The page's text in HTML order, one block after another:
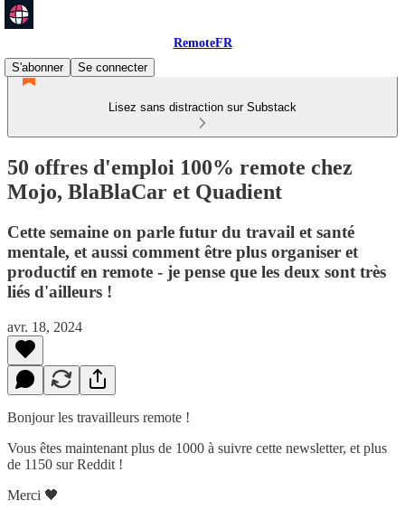
RemoteFR
S'abonner
Se connecter
Lisez sans distraction sur Substack
50 offres d'emploi 100% remote chez
Mojo, BlaBlaCar et Quadient
Cette semaine on parle futur du travail et santé
mentale, et aussi comment être plus organiser et
productif en remote - je pense que les deux sont très
liés d'ailleurs !
avr. 18, 2024
Bonjour les travailleurs remote !
Vous êtes maintenant plus de 1000 à suivre cette newsletter, et plus
de 1150 sur Reddit !
Merci 🖤